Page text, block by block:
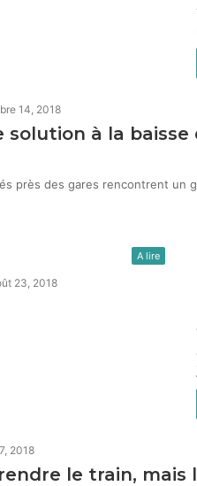
14, 2018
solution à la
près des gares ren­con­trent un
A lire
23, 2018
2018
le train, mais